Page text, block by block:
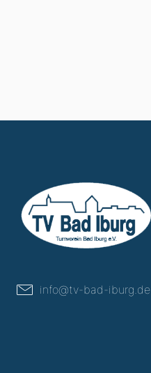
info@tv-bad-iburg.de